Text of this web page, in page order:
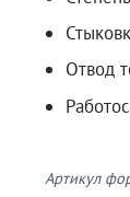
Отвод
Артикул